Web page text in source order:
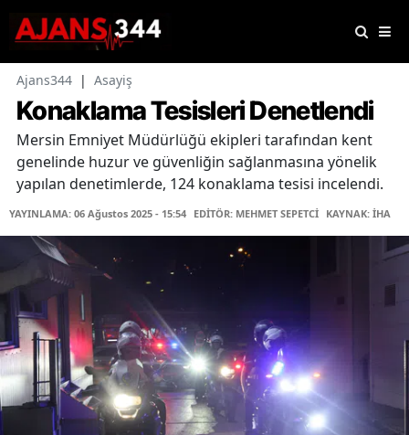
Ajans344 | Asayiş
Konaklama Tesisleri Denetlendi
Mersin Emniyet Müdürlüğü ekipleri tarafından kent
genelinde huzur ve güvenliğin sağlanmasına yönelik
yapılan denetimlerde, 124 konaklama tesisi incelendi.
YAYINLAMA: 06 Ağustos 2025 - 15:54 EDİTÖR: MEHMET SEPETCİ KAYNAK: İHA